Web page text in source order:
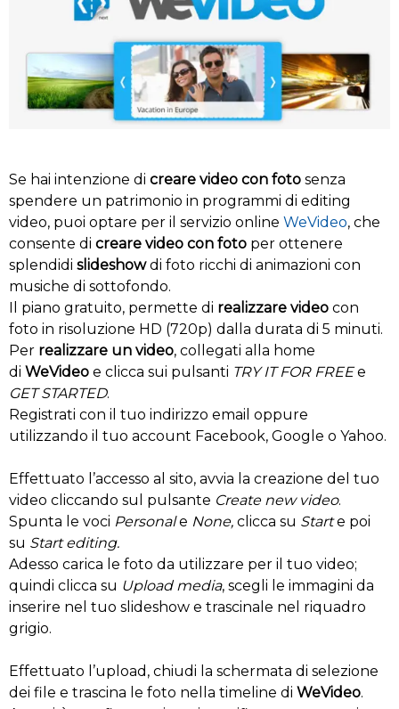
Se hai intenzione di creare video con foto senza
spendere un patrimonio in programmi di editing
video, puoi optare per il servizio online WeVideo, che
consente di creare video con foto per ottenere
splendidi slideshowdi foto ricchi di animazioni con
musiche di sottofondo.
Il piano gratuito, permette di realizzare video con
foto in risoluzione HD (720p) dalla durata di 5 minuti.
Per realizzare un video, collegati alla home
di WeVideo e clicca sui pulsanti TRY IT FOR FREEe
GET STARTED.
Registrati con il tuo indirizzo email oppure
utilizzando il tuo account Facebook, Google o Yahoo.
Effettuato l’accesso al sito, avvia la creazione del tuo
video cliccando sul pulsante Create new video.
Spunta le voci Personale None, clicca su Starte poi
su Start editing.
Adesso carica le foto da utilizzare per il tuo video;
quindi clicca su Upload media, scegli le immagini da
inserire nel tuo slideshow e trascinale nel riquadro
grigio.
Effettuato l’upload, chiudi la schermata di selezione
dei file e trascina le foto nella timeline di WeVideo.